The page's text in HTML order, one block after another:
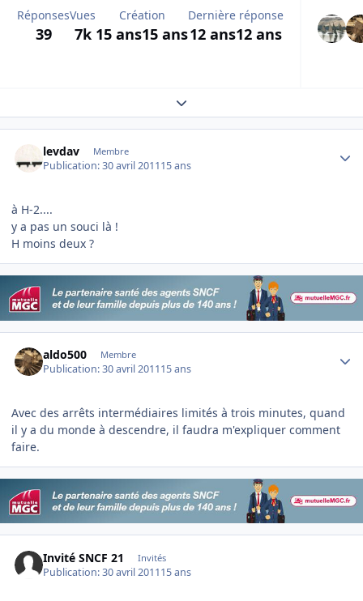
Réponses
39
Vues
7k
Création
15 ans15 ans
Dernière réponse
12 ans12 ans
Expand topic overview
levdav Membre
Publication:30 avril 201115 ans
à H-2....
y a pas un souci là !
H moins deux ?
aldo500 Membre
Publication:30 avril 201115 ans
Avec des arrêts intermédiaires limités à trois minutes, quand
il y a du monde à descendre, il faudra m'expliquer comment
faire.
Invité SNCF 21 Invités
Publication:30 avril 201115 ans